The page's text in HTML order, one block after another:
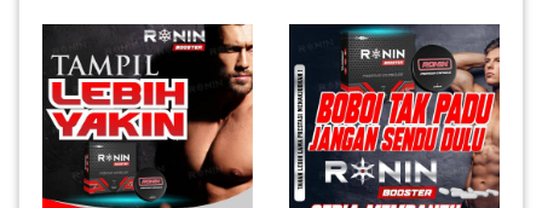
ELEKTRONIK(5)
SUKAN/HOBI(2)
PERCUTIAN